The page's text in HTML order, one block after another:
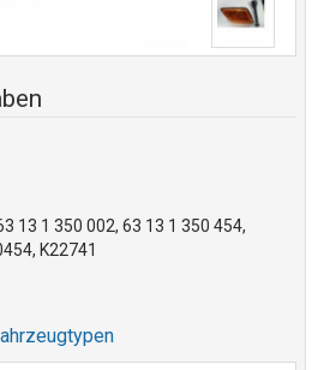
13 1 350 002, 63 13 1 350 454,
K22741